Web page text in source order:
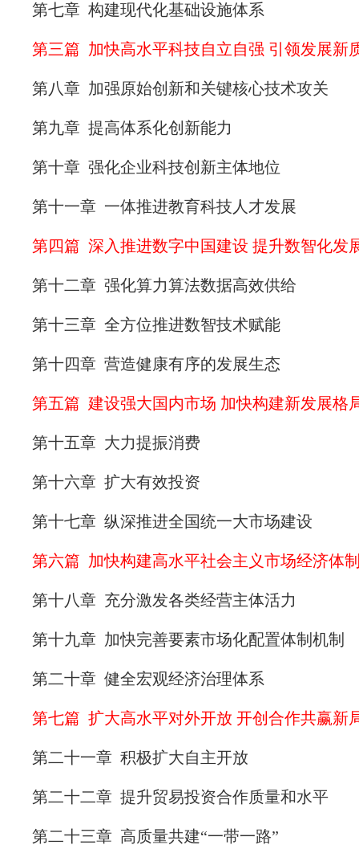
第七章 构建现代化基础设施体系
第三篇 加快高水平科技自立自强 引领发展新
第八章 加强原始创新和关键核心技术攻关
第九章 提高体系化创新能力
第十章 强化企业科技创新主体地位
第十一章 一体推进教育科技人才发展
第四篇 深入推进数字中国建设 提升数智化发
第十二章 强化算力算法数据高效供给
第十三章 全方位推进数智技术赋能
第十四章 营造健康有序的发展生态
第五篇 建设强大国内市场 加快构建新发展格
第十五章 大力提振消费
第十六章 扩大有效投资
第十七章 纵深推进全国统一大市场建设
第六篇 加快构建高水平社会主义市场经济体
第十八章 充分激发各类经营主体活力
第十九章 加快完善要素市场化配置体制机制
第二十章 健全宏观经济治理体系
第七篇 扩大高水平对外开放 开创合作共赢新
第二十一章 积极扩大自主开放
第二十二章 提升贸易投资合作质量和水平
第二十三章 高质量共建“一带一路”